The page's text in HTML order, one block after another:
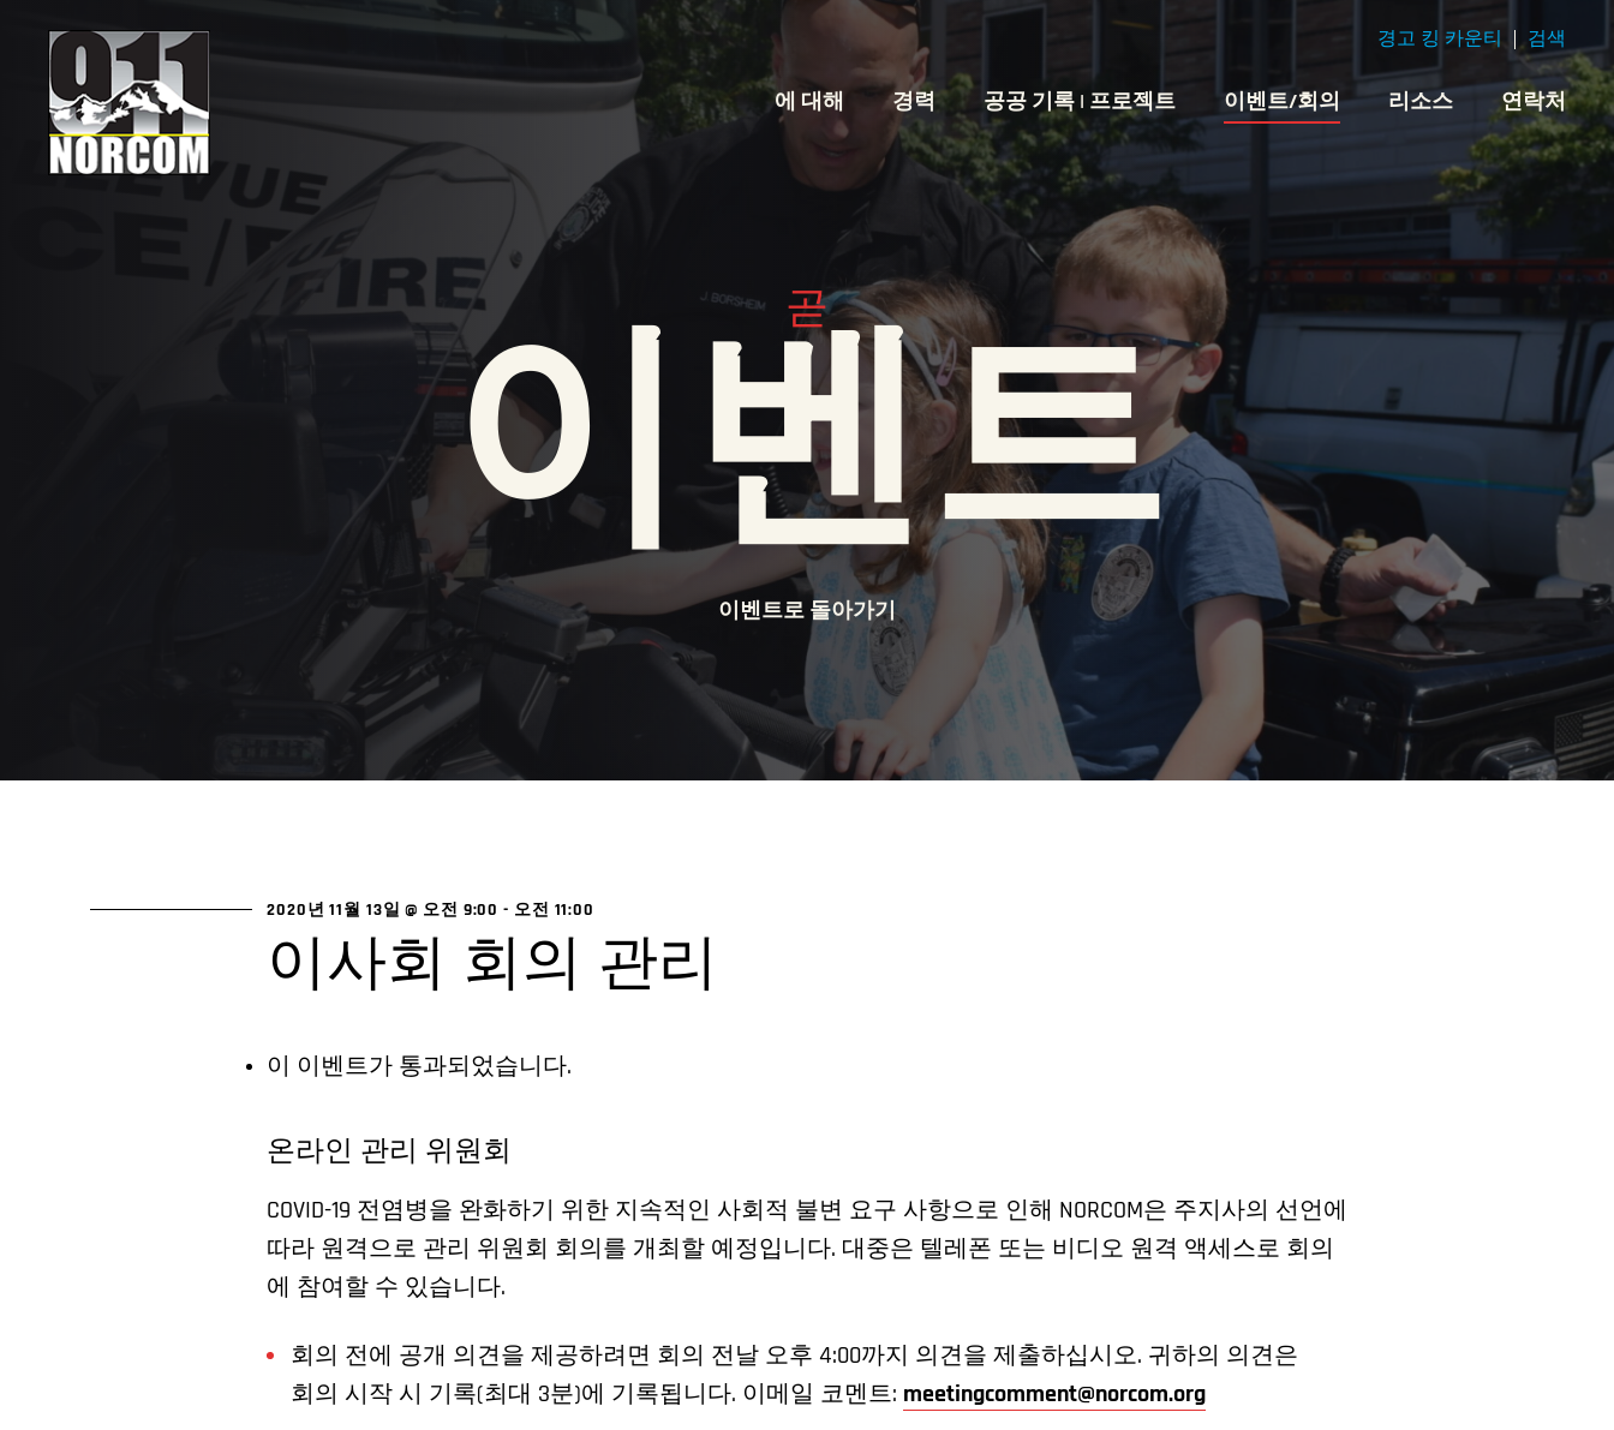
에 대해 경력 공공 기록 | 프로젝트 이벤트/회의 리소스 연락처
경고 킹 카운티 검색
곧
이벤트
이벤트로 돌아가기
2020년 11월 13일 @ 오전 9:00 - 오전 11:00
이사회 회의 관리
이 이벤트가 통과되었습니다.
온라인 관리 위원회
COVID-19 전염병을 완화하기 위한 지속적인 사회적 불변 요구 사항으로 인해 NORCOM은 주지사의 선언에
따라 원격으로 관리 위원회 회의를 개최할 예정입니다. 대중은 텔레폰 또는 비디오 원격 액세스로 회의
에 참여할 수 있습니다.
회의 전에 공개 의견을 제공하려면 회의 전날 오후 4:00까지 의견을 제출하십시오. 귀하의 의견은
회의 시작 시 기록(최대 3분)에 기록됩니다. 이메일 코멘트: meetingcomment@norcom.org